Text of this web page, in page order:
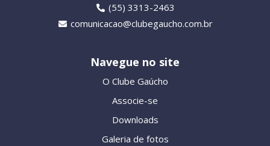
(55) 3313-2463
comunicacao@clubegaucho.com.br
Navegue no site
O Clube Gaúcho
Associe-se
Downloads
Galeria de fotos